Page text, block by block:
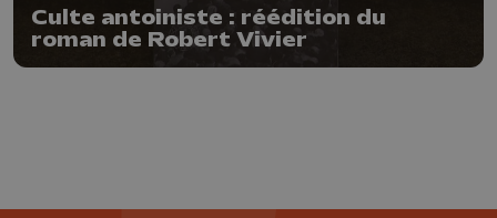
Culte antoiniste : réédition du
roman de Robert Vivier